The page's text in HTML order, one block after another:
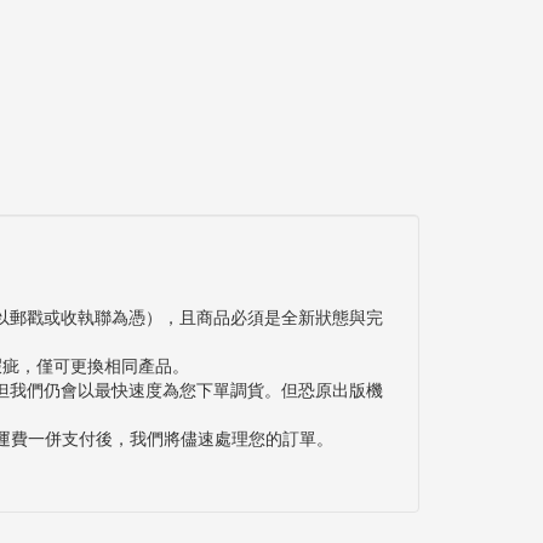
戳或收執聯為憑），且商品必須是全新狀態與完
，僅可更換相同產品。
們仍會以最快速度為您下單調貨。但恐原出版機
一併支付後，我們將儘速處理您的訂單。